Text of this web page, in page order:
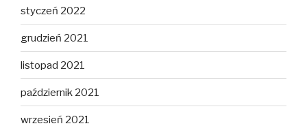
styczeń 2022
grudzień 2021
listopad 2021
październik 2021
wrzesień 2021